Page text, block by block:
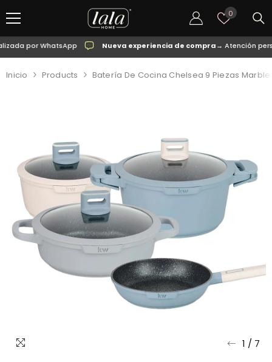
0 Listas
deseos
por WhatsApp
Nueva experiencia de compra→ Atención
Inicio Products Batería De Cocina Chelsea 9 Piezas
1 / 7